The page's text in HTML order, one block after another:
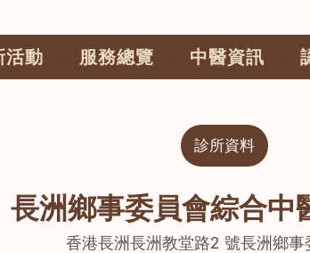
活動 服務總覽 中醫資訊
診所資料
長洲鄉事委員會綜合中
香港長洲長洲教堂路2 號長洲鄉事